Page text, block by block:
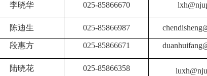
李晓华 025-85866670
陈迪生 025-85866987
段惠方 025-85866671 duanhuifang
陆晓花 025-85866358